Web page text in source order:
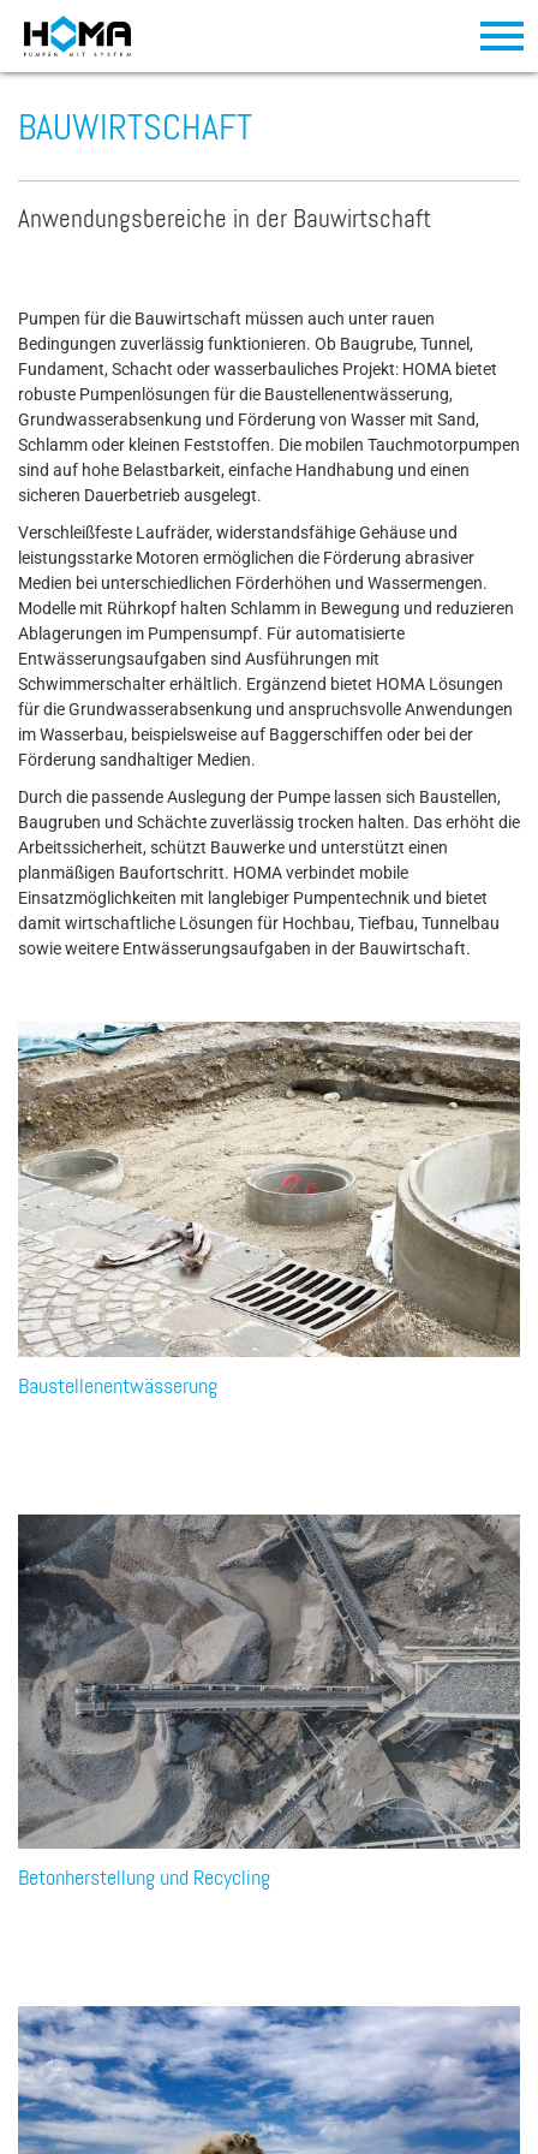
BAUWIRTSCHAFT
Anwendungsbereiche in der Bauwirtschaft
Pumpen für die Bauwirtschaft müssen auch unter rauen
Bedingungen zuverlässig funktionieren. Ob Baugrube, Tunnel,
Fundament, Schacht oder wasserbauliches Projekt: HOMA bietet
robuste Pumpenlösungen für die Baustellenentwässerung,
Grundwasserabsenkung und Förderung von Wasser mit Sand,
Schlamm oder kleinen Feststoffen. Die mobilen Tauchmotorpumpen
sind auf hohe Belastbarkeit, einfache Handhabung und einen
sicheren Dauerbetrieb ausgelegt.
Verschleißfeste Laufräder, widerstandsfähige Gehäuse und
leistungsstarke Motoren ermöglichen die Förderung abrasiver
Medien bei unterschiedlichen Förderhöhen und Wassermengen.
Modelle mit Rührkopf halten Schlamm in Bewegung und reduzieren
Ablagerungen im Pumpensumpf. Für automatisierte
Entwässerungsaufgaben sind Ausführungen mit
Schwimmerschalter erhältlich. Ergänzend bietet HOMA Lösungen
für die Grundwasserabsenkung und anspruchsvolle Anwendungen
im Wasserbau, beispielsweise auf Baggerschiffen oder bei der
Förderung sandhaltiger Medien.
Durch die passende Auslegung der Pumpe lassen sich Baustellen,
Baugruben und Schächte zuverlässig trocken halten. Das erhöht die
Arbeitssicherheit, schützt Bauwerke und unterstützt einen
planmäßigen Baufortschritt. HOMA verbindet mobile
Einsatzmöglichkeiten mit langlebiger Pumpentechnik und bietet
damit wirtschaftliche Lösungen für Hochbau, Tiefbau, Tunnelbau
sowie weitere Entwässerungsaufgaben in der Bauwirtschaft.
Baustellenentwässerung
Betonherstellung und Recycling